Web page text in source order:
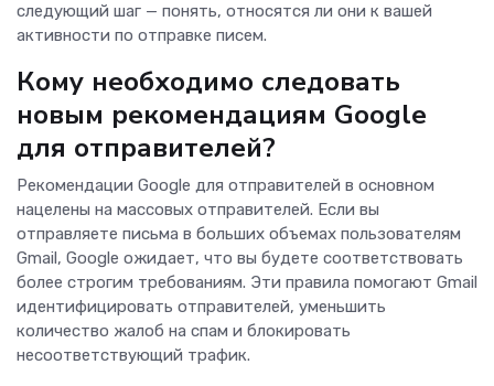
следующий шаг — понять, относятся ли они к вашей
активности по отправке писем.
Кому необходимо следовать
новым рекомендациям Google
для отправителей?
Рекомендации Google для отправителей в основном
нацелены на массовых отправителей. Если вы
отправляете письма в больших объемах пользователям
Gmail, Google ожидает, что вы будете соответствовать
более строгим требованиям. Эти правила помогают Gmail
идентифицировать отправителей, уменьшить
количество жалоб на спам и блокировать
несоответствующий трафик.